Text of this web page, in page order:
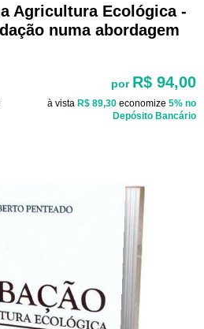
Agricultura Ecológica -
numa abordagem
por R$ 94,00
à vista R$ 89,30 economize 5% no
Depósito Bancário